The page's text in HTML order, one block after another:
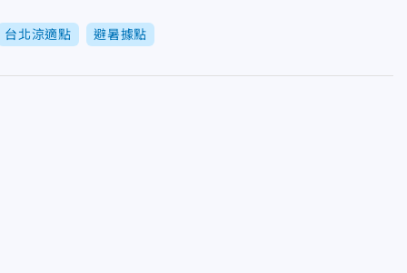
台北涼適點 避暑據點